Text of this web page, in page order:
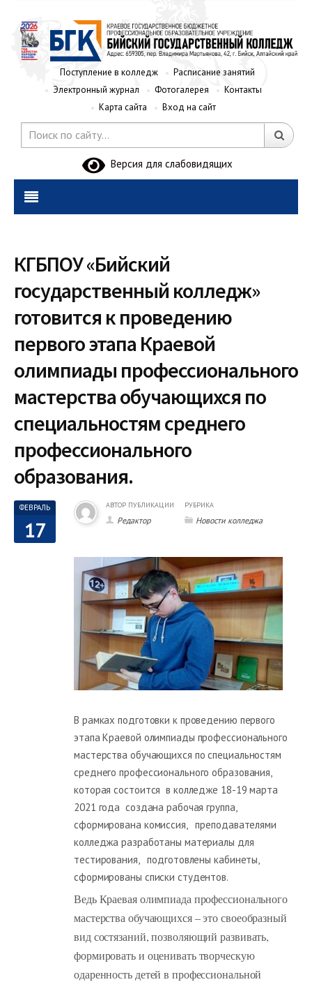
Поступление в колледж
Расписание занятий
Электронный журнал
Фотогалерея
Контакты
Карта сайта
Вход на сайт
Версия для слабовидящих
КГБПОУ «Бийский
государственный колледж»
готовится к проведению
первого этапа Краевой
олимпиады профессионального
мастерства обучающихся по
специальностям среднего
профессионального
образования.
ФЕВРАЛЬ
17
АВТОР ПУБЛИКАЦИИ
Редактор
РУБРИКА
Новости колледжа
В рамках подготовки к проведению первого
этапа Краевой олимпиады профессионального
мастерства обучающихся по специальностям
среднего профессионального образования,
которая состоится в колледже 18-19 марта
2021 года создана рабочая группа,
сформирована комиссия, преподавателями
колледжа разработаны материалы для
тестирования, подготовлены кабинеты,
сформированы списки студентов.
Ведь Краевая олимпиада профессионального
мастерства обучающихся – это своеобразный
вид состязаний, позволяющий развивать,
формировать и оценивать творческую
одаренность детей в профессиональной